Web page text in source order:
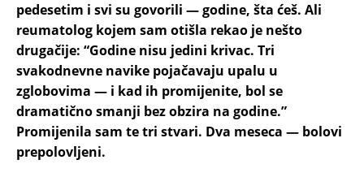
pedesetim i svi su govorili — godine, šta ćeš. Ali
reumatolog kojem sam otišla rekao je nešto
drugačije: “Godine nisu jedini krivac. Tri
svakodnevne navike pojačavaju upalu u
zglobovima — i kad ih promijenite, bol se
dramatično smanji bez obzira na godine.”
Promijenila sam te tri stvari. Dva meseca — bolovi
prepolovljeni.